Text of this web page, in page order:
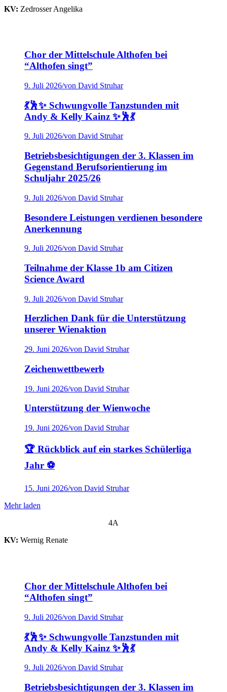
KV: Zedrosser Angelika
Chor der Mittelschule Althofen bei
“Althofen singt”
9. Juli 2026/von David Struhar
💃🕺✨ Schwungvolle Tanzstunden mit
Andy & Kelly Kainz ✨🕺💃
9. Juli 2026/von David Struhar
Betriebsbesichtigungen der 3. Klassen im
Gegenstand Berufsorientierung im
Schuljahr 2025/26
9. Juli 2026/von David Struhar
Besondere Leistungen verdienen besondere
Anerkennung
9. Juli 2026/von David Struhar
Teilnahme der Klasse 1b am Citizen
Science Award
9. Juli 2026/von David Struhar
Herzlichen Dank für die Unterstützung
unserer Wienaktion
29. Juni 2026/von David Struhar
Zeichenwettbewerb
19. Juni 2026/von David Struhar
Unterstützung der Wienwoche
19. Juni 2026/von David Struhar
🏆 Rückblick auf ein starkes Schülerliga
Jahr ⚽
15. Juni 2026/von David Struhar
Mehr laden
4A
KV: Wernig Renate
Chor der Mittelschule Althofen bei
“Althofen singt”
9. Juli 2026/von David Struhar
💃🕺✨ Schwungvolle Tanzstunden mit
Andy & Kelly Kainz ✨🕺💃
9. Juli 2026/von David Struhar
Betriebsbesichtigungen der 3. Klassen im